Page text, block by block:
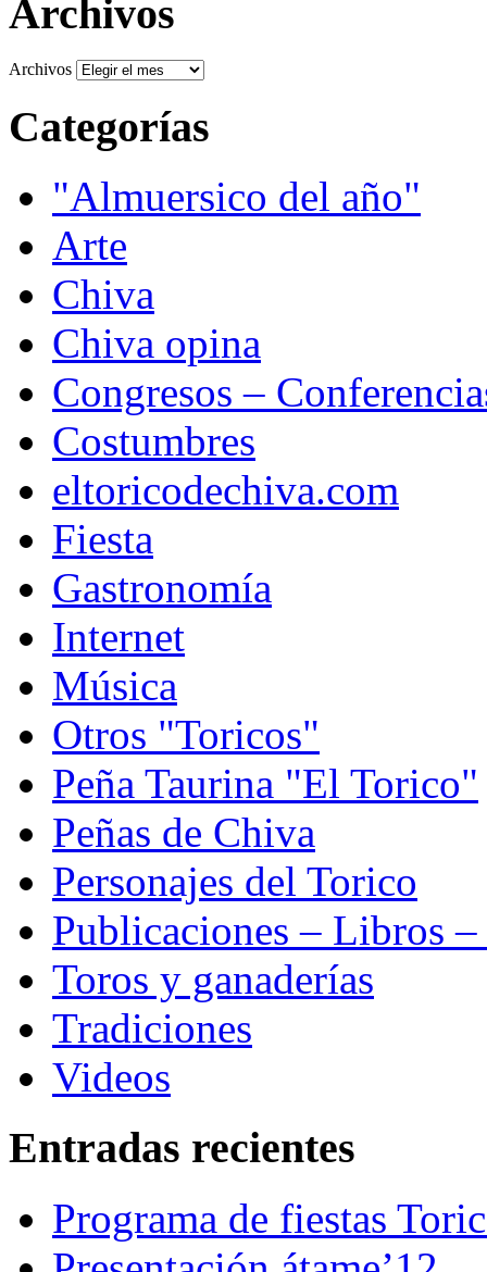
Archivos
Archivos
Categorías
"Almuersico del año"
Arte
Chiva
Chiva opina
Congresos –
Costumbres
eltoricodechiva.com
Fiesta
Gastronomía
Internet
Música
Otros "Toricos"
Peña Taurina "El Torico"
Peñas de Chiva
Personajes del Torico
Publicaciones – Libros –
Toros y ganaderías
Tradiciones
Videos
Entradas recientes
Programa de fiestas